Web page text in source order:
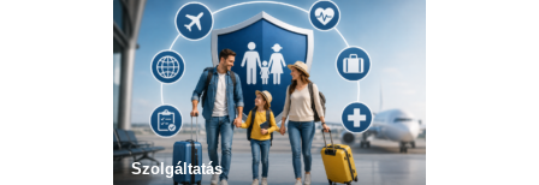
Szolgáltatás